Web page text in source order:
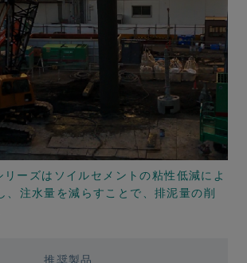
ーズはソイルセメントの粘性低減によ
、注水量を減らすことで、排泥量の削
推奨製品